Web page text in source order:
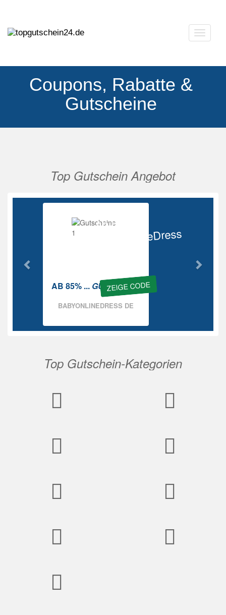
Coupons, Rabatte &
Gutscheine
Top Gutschein Angebot
Ab 85%
BabyOnlineDress
ZEIGE CODE
AB 85% ... GUTSCHEIN
BABYONLINEDRESS DE
Vorherige
Top Gutschein-Kategorien